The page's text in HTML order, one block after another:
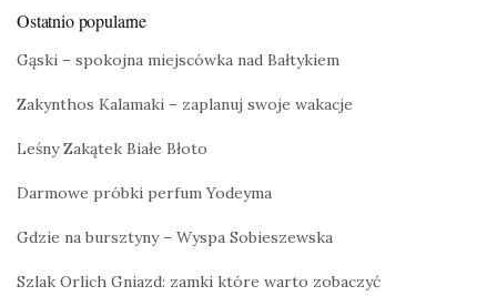
Ostatnio popularne
Gąski – spokojna miejscówka nad Bałtykiem
Zakynthos Kalamaki – zaplanuj swoje wakacje
Leśny Zakątek Białe Błoto
Darmowe próbki perfum Yodeyma
Gdzie na bursztyny – Wyspa Sobieszewska
Szlak Orlich Gniazd: zamki które warto zobaczyć